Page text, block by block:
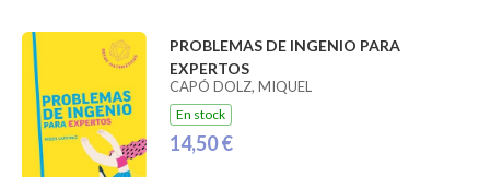
PROBLEMAS DE INGENIO PARA
EXPERTOS
CAPÓ DOLZ, MIQUEL
En stock
14,50 €